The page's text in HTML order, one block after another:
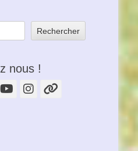
Rechercher
nous !
YouTube
Instagram